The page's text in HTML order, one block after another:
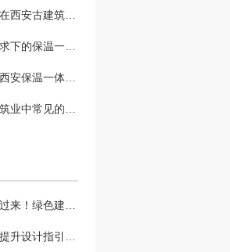
保温一体板在西安古建筑修复中的应用实例分享
西安市场需求下的保温一体板生产和供应情况分析
绿色环保：西安保温一体板在建筑行业的可持续发展
西安地区建筑业中常见的保温一体板材料对比
新疆朋友看过来！绿色建筑新篇章：外墙外保温助力新疆可持续发展
​《住宅品质提升设计指引》：鼓励按照近零能耗建筑建设